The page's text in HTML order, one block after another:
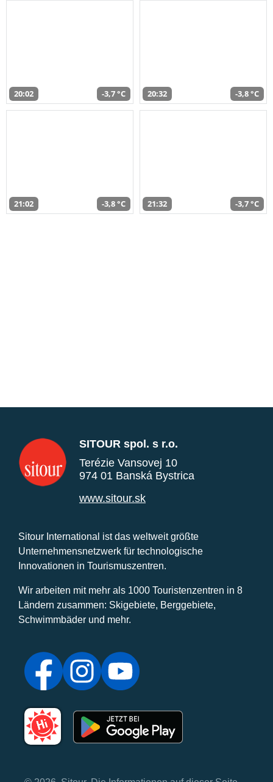
20:02 -3,7 °C 20:32 -3,8 °C
21:02 -3,8 °C 21:32 -3,7 °C
SITOUR spol. s r.o.
Terézie Vansovej 10
974 01 Banská Bystrica
www.sitour.sk
Sitour International ist das weltweit größte
Unternehmensnetzwerk für technologische
Innovationen in Tourismuszentren.
Wir arbeiten mit mehr als 1000 Touristenzentren in 8
Ländern zusammen: Skigebiete, Berggebiete,
Schwimmbäder und mehr.